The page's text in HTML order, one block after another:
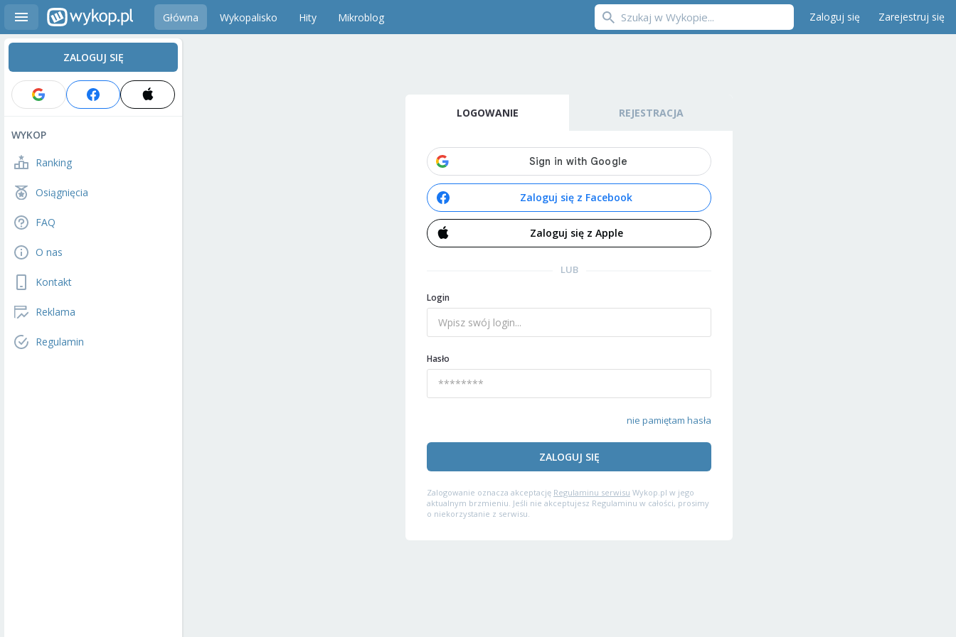
Główna Wykopalisko Hity Mikroblog Zaloguj się Zarejestruj się
ZALOGUJ SIĘ
WYKOP
Ranking
Osiągnięcia
FAQ
O nas
Kontakt
Reklama
Regulamin
LOGOWANIE REJESTRACJA
Zaloguj się z Facebook
Zaloguj się z Apple
LUB
Login
Hasło
nie pamiętam hasła
ZALOGUJ SIĘ
Zalogowanie oznacza akceptację Regulaminu serwisu Wykop.pl w jego
aktualnym brzmieniu. Jeśli nie akceptujesz Regulaminu w całości, prosimy
o niekorzystanie z serwisu.